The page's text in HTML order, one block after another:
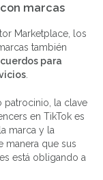
marcas
Marketplace, los
también
para
.
patrocinio, la clave
en TikTok es
marca y la
manera que sus
está obligando a